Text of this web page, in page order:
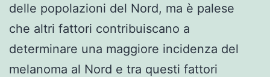
delle popolazioni del Nord, ma è palese
che altri fattori contribuiscano a
determinare una maggiore incidenza del
melanoma al Nord e tra questi fattori